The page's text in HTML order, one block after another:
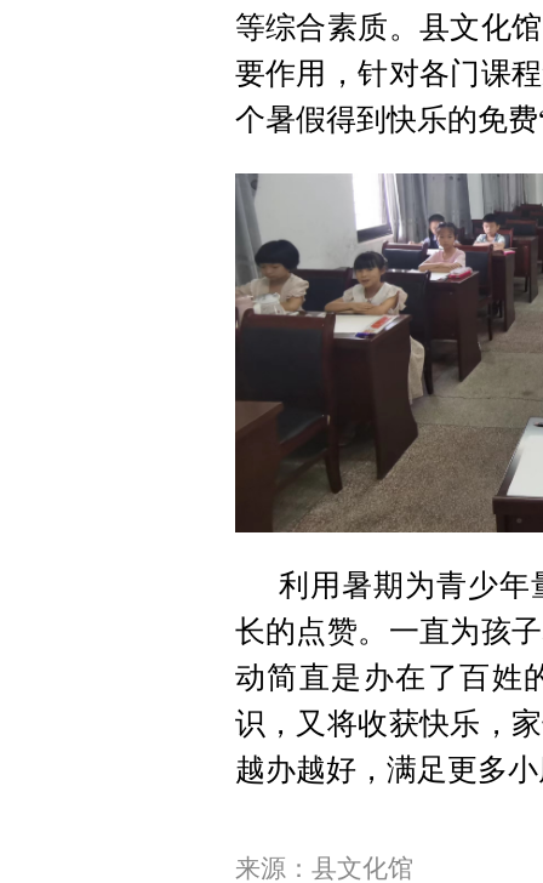
等综合素质。县文化
要作用，针对各门课
个暑假得到快乐的免费
利用暑期为青少年
长的点赞。一直为孩
动简直是办在了百姓
识，又将收获快乐，
越办越好，满足更多
来源：县文化馆